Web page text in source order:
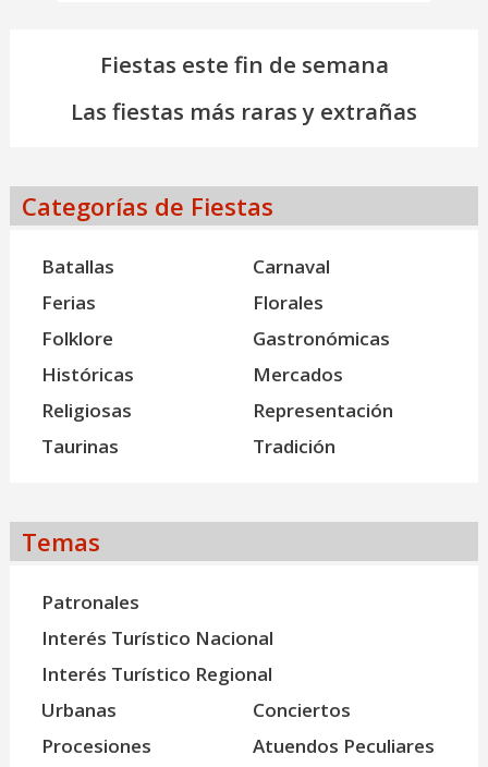
Fiestas este fin de semana
Las fiestas más raras y extrañas
Categorías de Fiestas
Batallas
Carnaval
Ferias
Florales
Folklore
Gastronómicas
Históricas
Mercados
Religiosas
Representación
Taurinas
Tradición
Temas
Patronales
Interés Turístico Nacional
Interés Turístico Regional
Urbanas
Conciertos
Procesiones
Atuendos Peculiares